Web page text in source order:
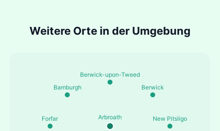
Weitere Orte in der Umgebung
Arbroath New Pitsligo
Forfar
Bamburgh
Berwick-upon-Tweed
Berwick